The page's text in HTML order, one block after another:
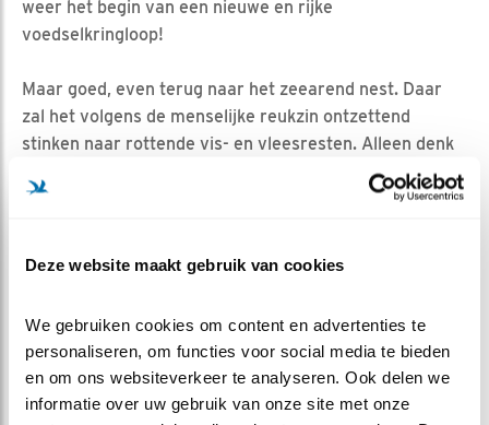
Deze website maakt gebruik van cookies
We gebruiken cookies om content en advertenties te
personaliseren, om functies voor social media te bieden
en om ons websiteverkeer te analyseren. Ook delen we
informatie over uw gebruik van onze site met onze
weer het begin van een nieuwe en rijke
voedselkringloop!
Maar goed, even terug naar het zeearend nest. Daar
zal het volgens de menselijke reukzin ontzettend
stinken naar rottende vis- en vleesresten. Alleen denk
ik niet dat de zeearenden die geur als overlast ervaren.
Zeearenden hebben, naast een scherpe blik, tevens een
welke richting zij in het veld een dood dier kunnen
onze neuzen vieze) nestgeur ervaren als de voor veel
mensen aangename geur van vers gebakken brood.
BLIJF GENIETEN